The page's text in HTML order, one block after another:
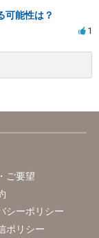
可能性は？
1
ご要望
シーポリシー
ポリシー